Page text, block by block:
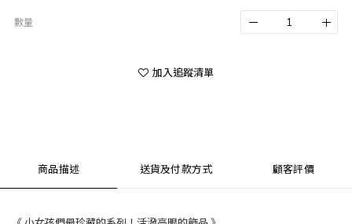
數量
加入追蹤清單
商品描述 送貨及付款方式 顧客評價